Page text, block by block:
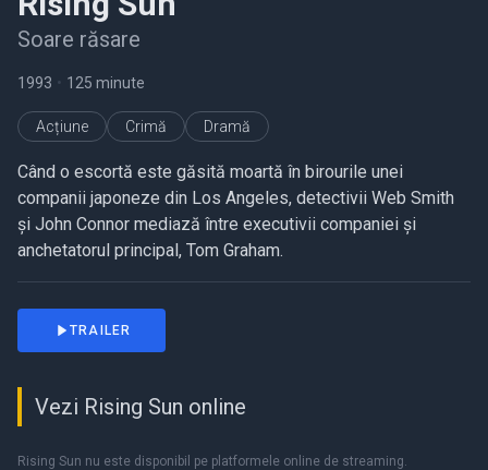
Soare răsare
1993 • 125 minute
Acțiune Crimă Dramă
Când o escortă este găsită moartă în birourile unei
companii japoneze din Los Angeles, detectivii Web Smith
și John Connor mediază între executivii companiei și
anchetatorul principal, Tom Graham.
TRAILER
Vezi Rising Sun online
Rising Sun nu este disponibil pe platformele online de streaming.